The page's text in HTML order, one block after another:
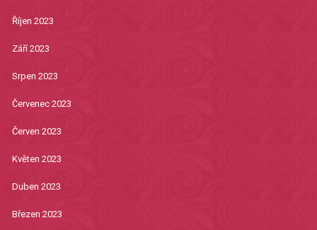
Říjen 2023
Září 2023
Srpen 2023
Červenec 2023
Červen 2023
Květen 2023
Duben 2023
Březen 2023